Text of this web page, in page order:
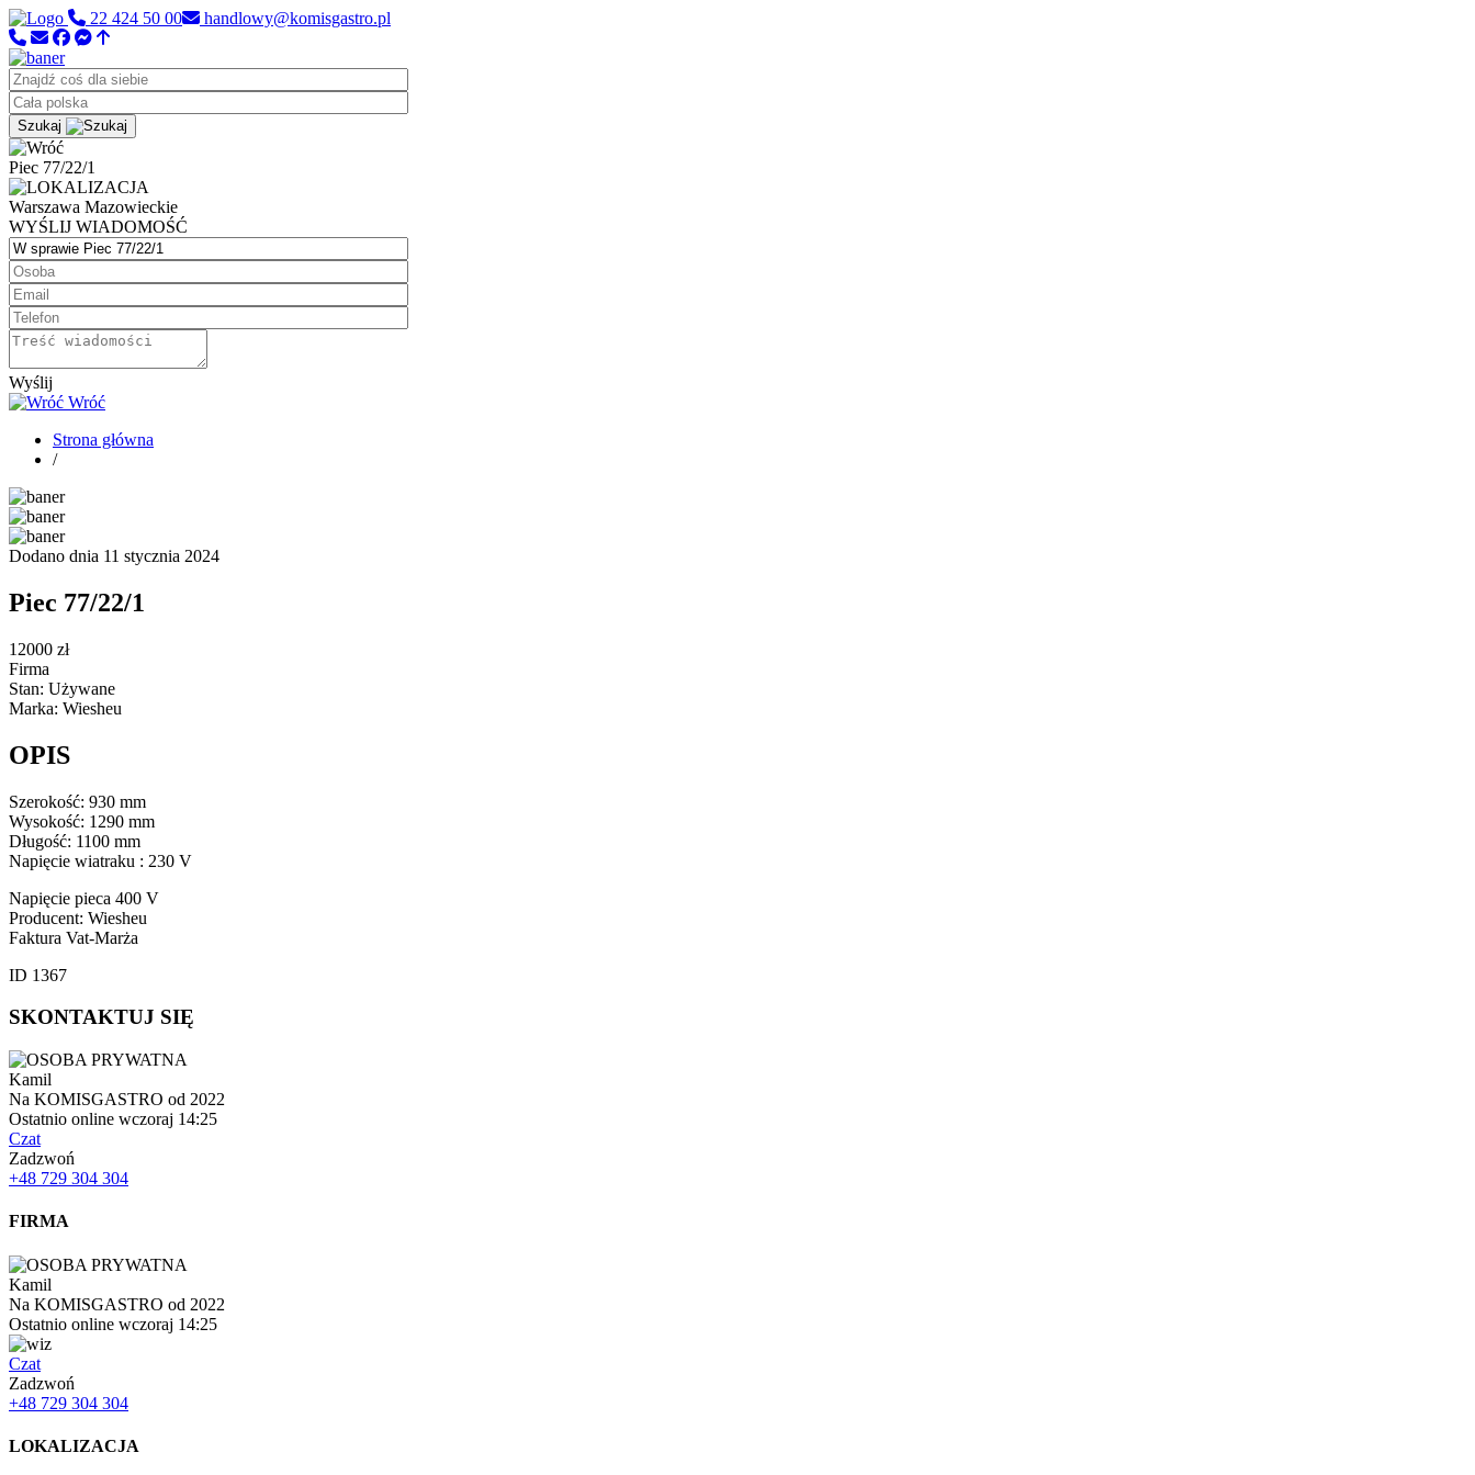
22 424 50 00 handlowy@komisgastro.pl
Szukaj
Piec 77/22/1
Warszawa Mazowieckie
WYŚLIJ WIADOMOŚĆ
Wyślij
Wróć
Strona główna
/
Dodano dnia 11 stycznia 2024
Piec 77/22/1
12000 zł
Firma
Stan: Używane
Marka: Wiesheu
OPIS
Szerokość: 930 mm
Wysokość: 1290 mm
Długość: 1100 mm
Napięcie wiatraku : 230 V
Napięcie pieca 400 V
Producent: Wiesheu
Faktura Vat-Marża
ID 1367
SKONTAKTUJ SIĘ
Kamil
Na KOMISGASTRO od 2022
Ostatnio online wczoraj 14:25
Czat
Zadzwoń
+48 729 304 304
FIRMA
Kamil
Na KOMISGASTRO od 2022
Ostatnio online wczoraj 14:25
Czat
Zadzwoń
+48 729 304 304
LOKALIZACJA